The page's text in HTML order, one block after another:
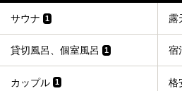
サウナ 1 露
貸切風呂、個室風呂 1 宿
カップル 1 格